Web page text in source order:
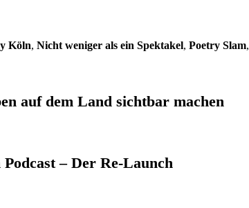
Köln, Nicht weniger als ein Spektakel, Poetry Slam,
auf dem Land sichtbar machen
– Der Re-Launch